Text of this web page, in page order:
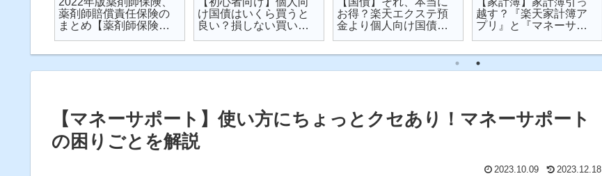
薬剤師賠償責任保険の
まとめ【薬剤師保険】
け国債はいくら買うと
良い？損しない買い方
お得？楽天エクステ預
金より個人向け国債を
越す？『楽天家計簿ア
プリ』と『マネーサポ
【マネーサポート】使い方にちょっとクセあり！マネーサポート
の困りごとを解説
2023.10.09 2023.12.18